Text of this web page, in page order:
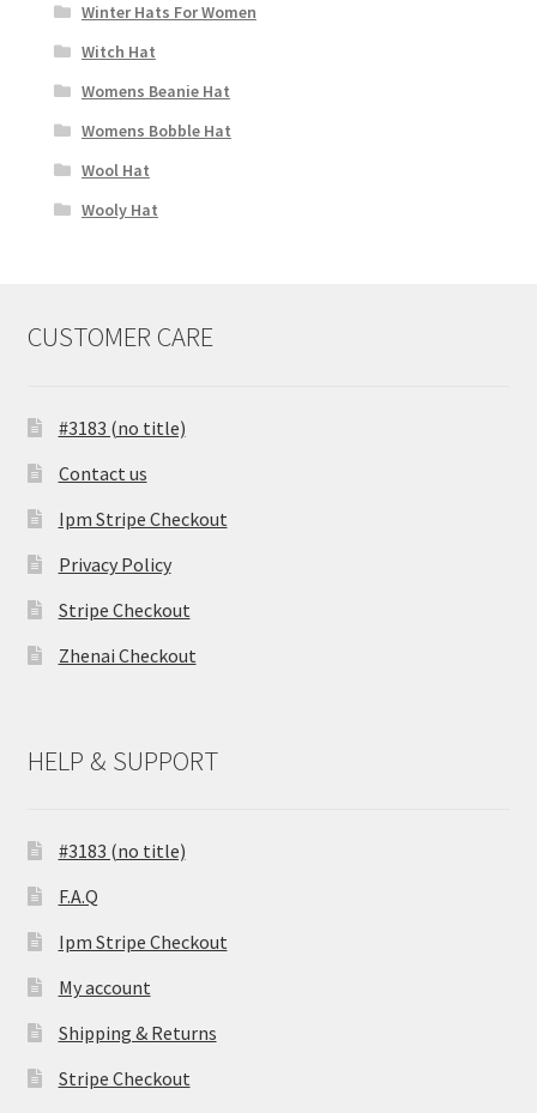
Winter Hats For Women
Witch Hat
Womens Beanie Hat
Womens Bobble Hat
Wool Hat
Wooly Hat
CUSTOMER CARE
#3183 (no title)
Contact us
Ipm Stripe Checkout
Privacy Policy
Stripe Checkout
Zhenai Checkout
HELP & SUPPORT
#3183 (no title)
F.A.Q
Ipm Stripe Checkout
My account
Shipping & Returns
Stripe Checkout